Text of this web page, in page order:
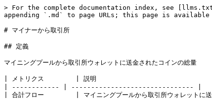
> For the complete documentation index, see
appending `.md` to page URLs; this page is
# マイナーから取引所
## 定義
マイニングプールから取引所ウォレットに送金されたコインの総量
| メトリクス        | 説明
| ------------ | ------------------------------- |
| 合計フロー        | マイニングプールから取引所ウォレットに送